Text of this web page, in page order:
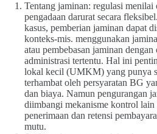
Tentang jaminan: regulasi
pengadaan darurat secara
kasus, pemberian jaminan dapat
konteks-mis. menggunakan
atau pembebasan jaminan dengan
administrasi tertentu. Hal ini
lokal kecil (UMKM) yang punya
terhambat oleh persyaratan BG
dan biaya. Namun pengurangan
diimbangi mekanisme kontrol lain
penerimaan dan retensi
mutu.